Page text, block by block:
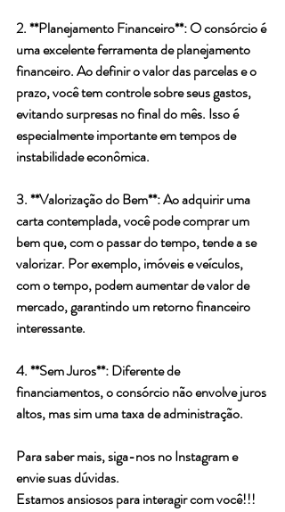
2. **Planejamento Financeiro**: O consórcio é
uma excelente ferramenta de planejamento
financeiro. Ao definir o valor das parcelas e o
prazo, você tem controle sobre seus gastos,
evitando surpresas no final do mês. Isso é
especialmente importante em tempos de
instabilidade econômica.
3. **Valorização do Bem**: Ao adquirir uma
carta contemplada, você pode comprar um
bem que, com o passar do tempo, tende a se
valorizar. Por exemplo, imóveis e veículos,
com o tempo, podem aumentar de valor de
mercado, garantindo um retorno financeiro
interessante.
4. **Sem Juros**: Diferente de
financiamentos, o consórcio não envolve juros
altos, mas sim uma taxa de administração.
Para saber mais, siga-nos no Instagram e
envie suas dúvidas.
Estamos ansiosos para interagir com você!!!